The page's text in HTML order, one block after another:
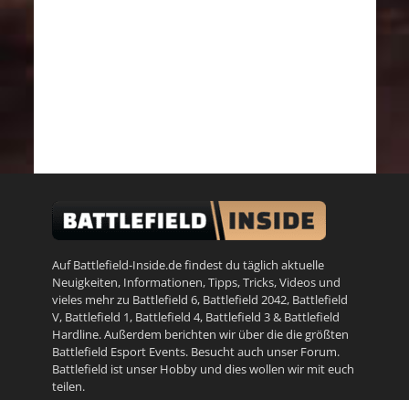
Auf Battlefield-Inside.de findest du täglich aktuelle
Neuigkeiten, Informationen, Tipps, Tricks, Videos und
vieles mehr zu Battlefield 6, Battlefield 2042, Battlefield
V, Battlefield 1, Battlefield 4, Battlefield 3& Battlefield
Hardline. Außerdem berichten wir über die die größten
Battlefield Esport Events. Besucht auch unser Forum.
Battlefield ist unser Hobby und dies wollen wir mit euch
teilen.